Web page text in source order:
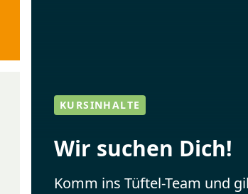
KURSINHALTE
Wir suchen Dich!
Komm ins Tüftel-Team und